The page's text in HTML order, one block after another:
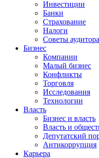
Инвестиции
Банки
Страхование
Налоги
Советы аудитора
Бизнес
Компании
Малый бизнес
Конфликты
Торговля
Исследования
Технологии
Власть
Бизнес и власть
Власть и
Депутатский
Антикоррупция
Карьера